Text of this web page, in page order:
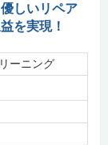
しいリペア
を実現！
ーニング